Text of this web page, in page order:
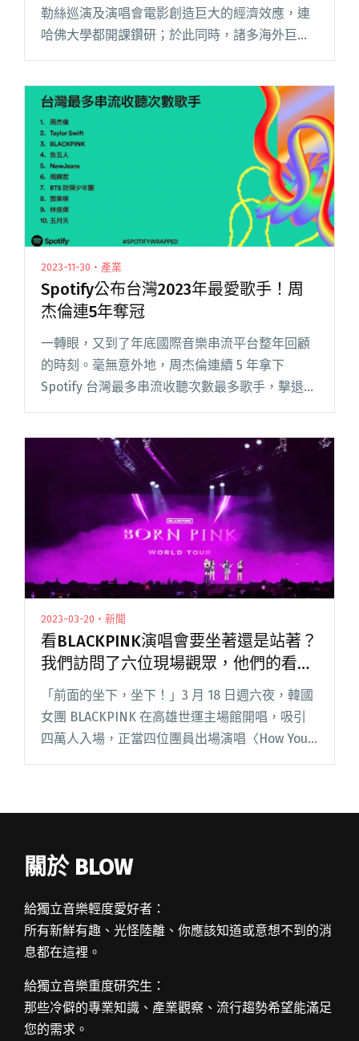
勒絲巡演及演唱會電影創造巨大的經濟效應，連
哈佛大學都開課鑽研；於此同時，諸多海外巨星
許久未發片的樂團推出閱讀全文 "【年度回顧】
大嘻哈時代2、AI音樂、#MeToo、鐵花關村⋯⋯
盤點2023年台灣音樂事件"
2023-11-30・產業
Spotify公布台灣2023年最愛歌手！周
杰倫連5年奪冠
一轉眼，又到了年底國際音樂串流平台整年回顧
的時刻。毫無意外地，周杰倫連續 5 年拿下
Spotify 台灣最多串流收聽次數最多歌手，擊退
Taylor Swift、BLACKPINK、告五人及 NewJeans
2023年最愛歌手！周杰倫連5年奪冠"
2023-03-20・新聞
看BLACKPINK演唱會要坐著還是站著？
我們訪問了六位現場觀眾，他們的看法
很不一樣
「前面的坐下，坐下！」3 月 18 日週六夜，韓國
女團 BLACKPINK 在高雄世運主場館開唱，吸引
四萬人入場，正當四位團員出場演唱〈How You
Like That〉之際，一樓高票價附對號座席的特
關於 BLOW
給獨立音樂輕度愛好者：
所有新鮮有趣、光怪陸離、你應該知道或意想不到的消
息都在這裡。
給獨立音樂重度研究生：
那些冷僻的專業知識、產業觀察、流行趨勢希望能滿足
您的需求。